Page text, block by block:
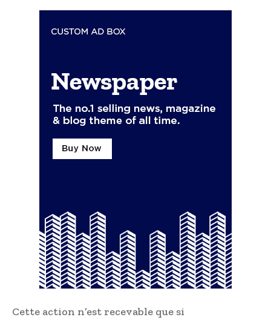
Cette action n’est recevable que si